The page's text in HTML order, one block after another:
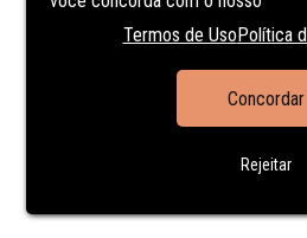
Termos de UsoPolítica
Concordar
Rejeitar